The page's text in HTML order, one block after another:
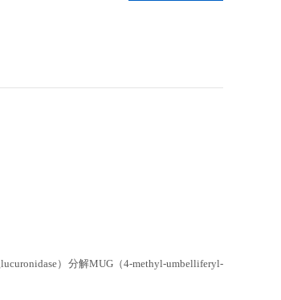
）分解MUG（4-methyl-umbelliferyl-